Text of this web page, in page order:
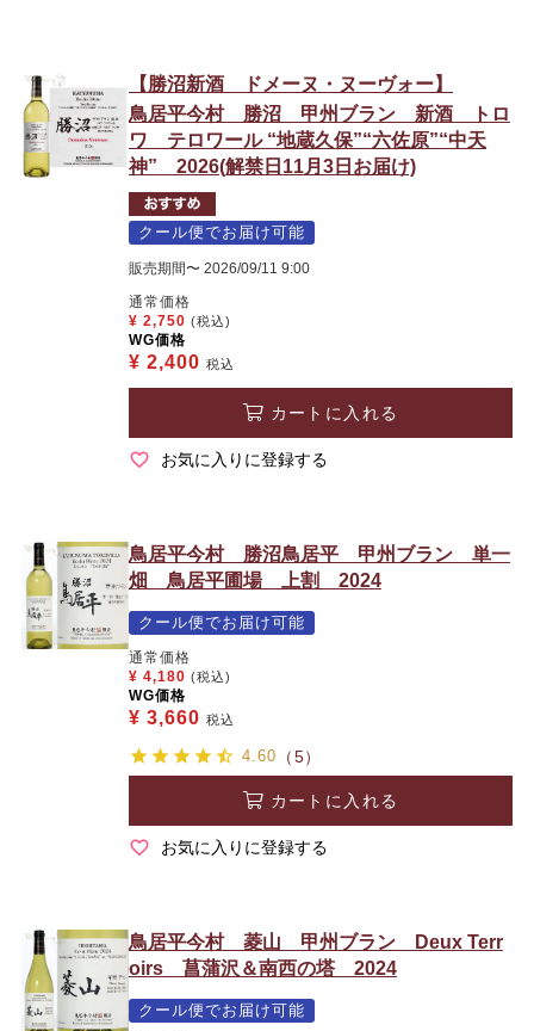
【勝沼新酒 ドメーヌ・ヌーヴォー】
鳥居平今村 勝沼 甲州ブラン 新酒 トロ
ワ テロワール “地蔵久保”“六佐原”“中天
神” 2026(解禁日11月3日お届け)
クール便でお届け可能
販売期間〜 2026/09/11 9:00
通常価格
¥ 2,750 (税込)
WG価格
¥ 2,400 税込
カートに入れる
お気に入りに登録する
鳥居平今村 勝沼鳥居平 甲州ブラン 単一
畑 鳥居平圃場 上割 2024
クール便でお届け可能
通常価格
¥ 4,180 (税込)
WG価格
¥ 3,660 税込
4.60 （5）
カートに入れる
お気に入りに登録する
鳥居平今村 菱山 甲州ブラン Deux Terr
oirs 菖蒲沢＆南西の塔 2024
クール便でお届け可能